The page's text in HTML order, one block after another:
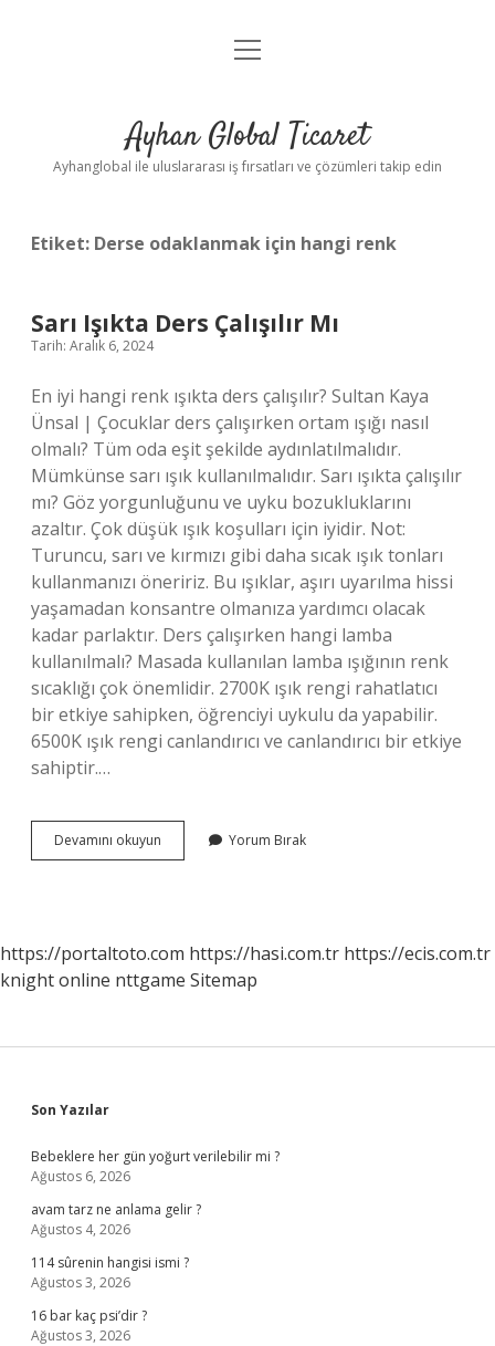
Anasayfa
Yasal Uyarı
menüyü
Ayhan Global Ticaret
Ayhanglobal ile uluslararası iş fırsatları ve çözümleri takip edin
Etiket: Derse odaklanmak için hangi renk
Sarı Işıkta Ders Çalışılır Mı
Tarih: Aralık 6, 2024
En iyi hangi renk ışıkta ders çalışılır? Sultan Kaya
Ünsal | Çocuklar ders çalışırken ortam ışığı nasıl
olmalı? Tüm oda eşit şekilde aydınlatılmalıdır.
Mümkünse sarı ışık kullanılmalıdır. Sarı ışıkta çalışılır
mı? Göz yorgunluğunu ve uyku bozukluklarını
azaltır. Çok düşük ışık koşulları için iyidir. Not:
Turuncu, sarı ve kırmızı gibi daha sıcak ışık tonları
kullanmanızı öneririz. Bu ışıklar, aşırı uyarılma hissi
yaşamadan konsantre olmanıza yardımcı olacak
kadar parlaktır. Ders çalışırken hangi lamba
kullanılmalı? Masada kullanılan lamba ışığının renk
sıcaklığı çok önemlidir. 2700K ışık rengi rahatlatıcı
bir etkiye sahipken, öğrenciyi uykulu da yapabilir.
6500K ışık rengi canlandırıcı ve canlandırıcı bir etkiye
sahiptir.…
Devamını okuyun
Işıkta
Yorum Bırak
https://portaltoto.com https://hasi.com.tr https://ecis.com.tr
knight online nttgame Sitemap
Sidebar
Son Yazılar
Bebeklere her gün yoğurt verilebilir mi ?
Ağustos 6, 2026
avam tarz ne anlama gelir ?
Ağustos 4, 2026
114 sûrenin hangisi ismi ?
Ağustos 3, 2026
16 bar kaç psi’dir ?
Ağustos 3, 2026